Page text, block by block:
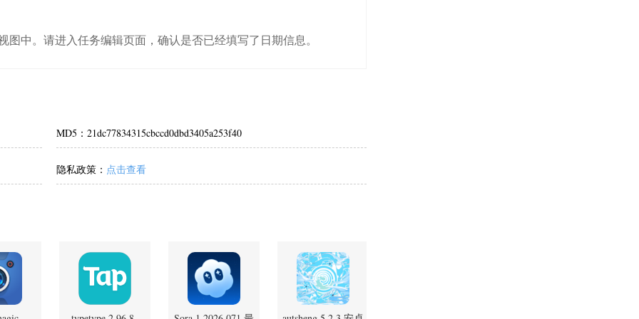
中。请进入任务编辑页面，确认是否已经填写了日期信息。
MD5：21dc77834315cbccd0dbd3405a253f40
隐私政策： 点击查看